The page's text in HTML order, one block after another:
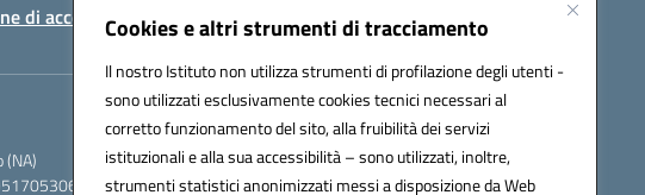
Cookies e altri strumenti di tracciamento
Il nostro Istituto non utilizza strumenti di profilazione degli utenti -
sono utilizzati esclusivamente cookies tecnici necessari al
corretto funzionamento del sito, alla fruibilità dei servizi
istituzionali e alla sua accessibilità – sono utilizzati, inoltre,
strumenti statistici anonimizzati messi a disposizione da Web
di accessibilità Note legali
(NA)